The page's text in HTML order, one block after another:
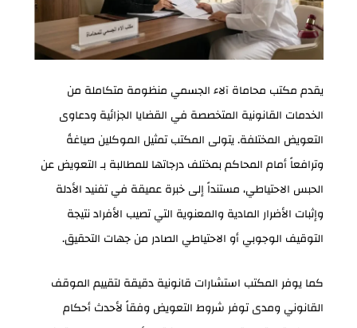
يقدم مكتب محاماة آلاء الجسمي منظومة متكاملة من
الخدمات القانونية المتخصصة في القضايا الجزائية ودعاوى
التعويض المختلفة. يتولى المكتب تمثيل الموكلين صياغةً
وترافعاً أمام المحاكم بمختلف درجاتها للمطالبة بـ التعويض عن
الحبس الاحتياطي، مستنداً إلى خبرة عميقة في تفنيد الأدلة
وإثبات الأضرار المادية والمعنوية التي تصيب الأفراد نتيجة
التوقيف الوجوبي أو الاحتياطي الصادر من جهات التحقيق.
كما يوفر المكتب استشارات قانونية دقيقة لتقييم الموقف
القانوني ومدى توفر شروط التعويض وفقاً لأحدث أحكام